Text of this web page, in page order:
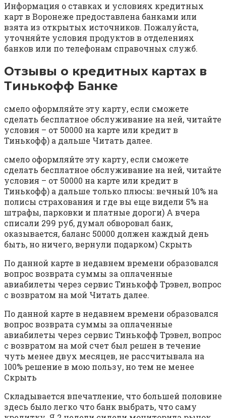
Информация о ставках и условиях кредитных
карт в Воронеже предоставлена банками или
взята из открытых источников. Пожалуйста,
уточняйте условия продуктов в отделениях
банков или по телефонам справочных служб.
Отзывы о кредитных картах в
Тинькофф Банке
смело оформляйте эту карту, если сможете
сделать бесплатное обслуживание на ней, читайте
условия – от 50000 на карте или кредит в
Тинькофф) а дальше Читать далее.
смело оформляйте эту карту, если сможете
сделать бесплатное обслуживание на ней, читайте
условия – от 50000 на карте или кредит в
Тинькофф) а дальше только плюсы: вечный 10% на
полисы страхования и где вы еще видели 5% на
штрафы, парковки и платные дороги) А вчера
списали 299 руб, думал обворовал банк,
оказывается, баланс 50000 должен каждый день
быть, но ничего, вернули подарком) Скрыть
По данной карте в недавнем времени образовался
вопрос возврата суммы за оплаченные
авиабилеты через сервис Тинькофф Трэвел, вопрос
с возвратом на мой Читать далее.
По данной карте в недавнем времени образовался
вопрос возврата суммы за оплаченные
авиабилеты через сервис Тинькофф Трэвел, вопрос
с возвратом на мой счет был решен в течение
чуть менее двух месяцев, не рассчитывала на
100% решение в мою пользу, но тем не менее
Скрыть
Складывается впечатление, что большей половине
здесь было легко что банк выбрать, что саму